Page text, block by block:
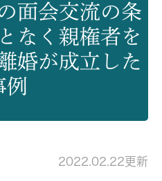
面会交流の条
なく親権者を
婚が成立した
例
2022.02.22更新